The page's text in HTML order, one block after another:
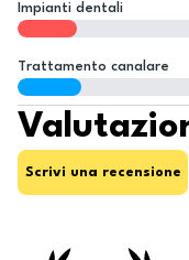
Impianti dentali
Trattamento canalare
Scrivi una recensione